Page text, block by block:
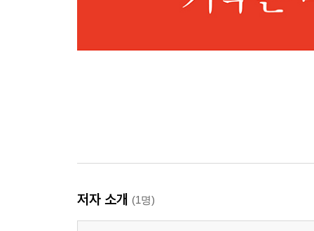
저자 소개 (1명)